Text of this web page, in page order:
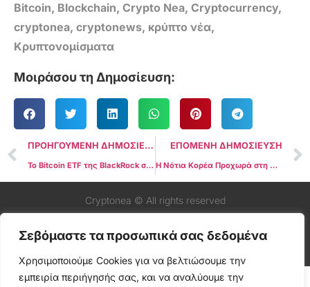
Σεβόμαστε τα προσωπικά σας δεδομένα
Χρησιμοποιούμε Cookies για να βελτιώσουμε την
εμπειρία περιήγησής σας, και να αναλύουμε την
Bitcoin, Blockchain, Crypto Nea, Cryptocurrency,
cryptonea, cryptonews, κρύπτο νέα,
Κρυπτονομίσματα
Μοιράσου τη Δημοσίευση:
ΠΡΟΗΓΟΥΜΕΝΗ ΔΗΜΟΣΙΕΥΣΗ
Το Bitcoin ETF της BlackRock σπάει ρεκόρ, ξεπερνώντας τα $70 δισ. σε περιουσιακά στοιχεία
ΕΠΟΜΕΝΗ ΔΗΜΟΣΙΕΥΣΗ
Η Νότια Κορέα Προχωρά στη Νομιμοποίηση των Stablecoins με Νέο Νομοσχέδιο για τα Κρυπτονομίσματα
Cryptonea © All rights reserved